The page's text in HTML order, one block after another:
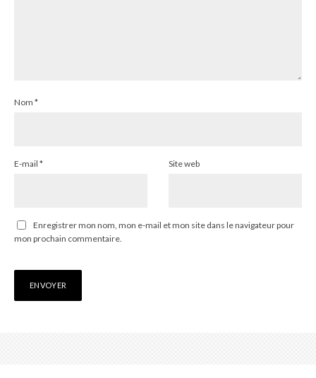
Nom *
E-mail * Site web
Enregistrer mon nom, mon e-mail et mon site dans le navigateur pour
mon prochain commentaire.